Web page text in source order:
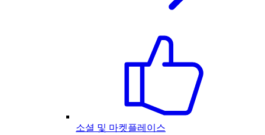
소셜 및 마켓플레이스